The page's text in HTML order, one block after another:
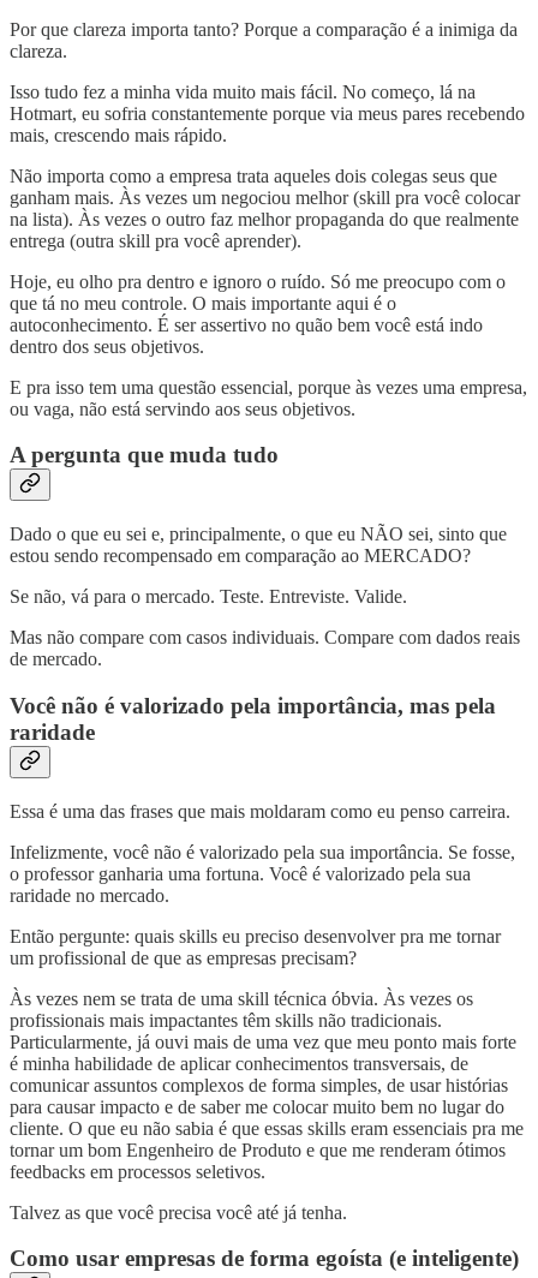
Por que clareza importa tanto? Porque a comparação é a inimiga da
clareza.
Isso tudo fez a minha vida muito mais fácil. No começo, lá na
Hotmart, eu sofria constantemente porque via meus pares recebendo
mais, crescendo mais rápido.
Não importa como a empresa trata aqueles dois colegas seus que
ganham mais. Às vezes um negociou melhor (skill pra você colocar
na lista). Às vezes o outro faz melhor propaganda do que realmente
entrega (outra skill pra você aprender).
Hoje, eu olho pra dentro e ignoro o ruído. Só me preocupo com o
que tá no meu controle. O mais importante aqui é o
autoconhecimento. É ser assertivo no quão bem você está indo
dentro dos seus objetivos.
E pra isso tem uma questão essencial, porque às vezes uma empresa,
ou vaga, não está servindo aos seus objetivos.
A pergunta que muda tudo
Dado o que eu sei e, principalmente, o que eu NÃO sei, sinto que
estou sendo recompensado em comparação ao MERCADO?
Se não, vá para o mercado. Teste. Entreviste. Valide.
Mas não compare com casos individuais. Compare com dados reais
de mercado.
Você não é valorizado pela importância, mas pela
raridade
Essa é uma das frases que mais moldaram como eu penso carreira.
Infelizmente, você não é valorizado pela sua importância. Se fosse,
o professor ganharia uma fortuna. Você é valorizado pela sua
raridade no mercado.
Então pergunte: quais skills eu preciso desenvolver pra me tornar
um profissional de que as empresas precisam?
Às vezes nem se trata de uma skill técnica óbvia. Às vezes os
profissionais mais impactantes têm skills não tradicionais.
Particularmente, já ouvi mais de uma vez que meu ponto mais forte
é minha habilidade de aplicar conhecimentos transversais, de
comunicar assuntos complexos de forma simples, de usar histórias
para causar impacto e de saber me colocar muito bem no lugar do
cliente. O que eu não sabia é que essas skills eram essenciais pra me
tornar um bom Engenheiro de Produto e que me renderam ótimos
feedbacks em processos seletivos.
Talvez as que você precisa você até já tenha.
Como usar empresas de forma egoísta (e inteligente)